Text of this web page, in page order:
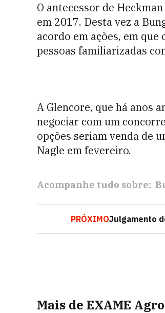
O antecessor de
em 2017. Desta vez a
acordo em ações, em
pessoas familiarizadas
A Glencore, que há anos
negociar com um
opções seriam venda de
Nagle em fevereiro.
Acompanhe tudo sobre:
PRÓXIMOJulgamento
Mais de EXAME Agro